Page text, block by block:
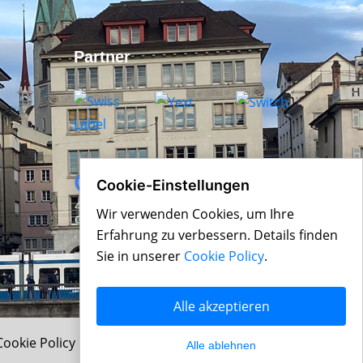
Partner
Policy Über uns
Cookie-Einstellungen
Wir verwenden Cookies, um Ihre
Erfahrung zu verbessern. Details finden
Sie in unserer Cookie Policy.
Alle akzeptieren
Alle ablehnen